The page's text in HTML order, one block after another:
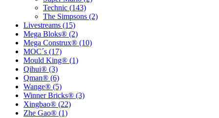
Technic (143)
The Simpsons (2)
Livestreams (15)
Mega Bloks® (2)
Mega Construx® (10)
MOC´s (17)
Mould King® (1)
Qihui® (3)
Qman® (6)
Wange® (5)
Winner Bricks® (3)
Xingbao® (22)
Zhe Gao® (1)